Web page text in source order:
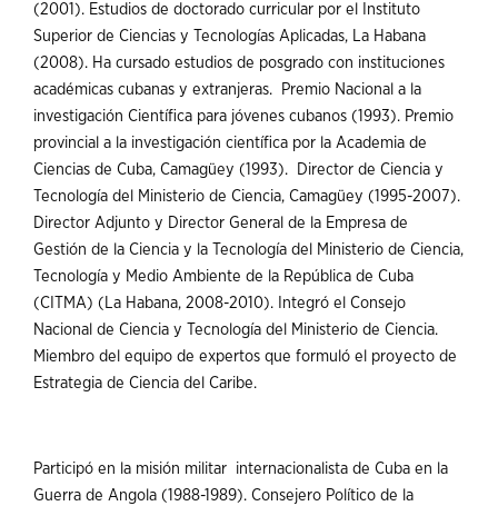
(2001). Estudios de doctorado curricular por el Instituto
Superior de Ciencias y Tecnologías Aplicadas, La Habana
(2008). Ha cursado estudios de posgrado con instituciones
académicas cubanas y extranjeras. Premio Nacional a la
investigación Científica para jóvenes cubanos (1993). Premio
provincial a la investigación científica por la Academia de
Ciencias de Cuba, Camagüey (1993). Director de Ciencia y
Tecnología del Ministerio de Ciencia, Camagüey (1995-2007).
Director Adjunto y Director General de la Empresa de
Gestión de la Ciencia y la Tecnología del Ministerio de Ciencia,
Tecnología y Medio Ambiente de la República de Cuba
(CITMA) (La Habana, 2008-2010). Integró el Consejo
Nacional de Ciencia y Tecnología del Ministerio de Ciencia.
Miembro del equipo de expertos que formuló el proyecto de
Estrategia de Ciencia del Caribe.
Participó en la misión militar internacionalista de Cuba en la
Guerra de Angola (1988-1989). Consejero Político de la